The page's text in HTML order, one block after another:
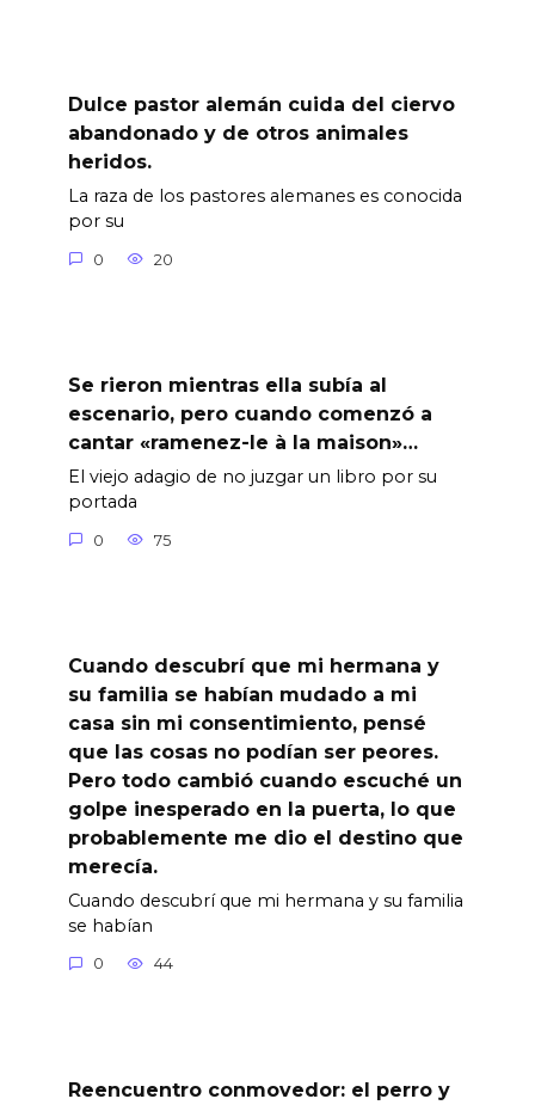
Dulce pastor alemán cuida del ciervo
abandonado y de otros animales
heridos.
La raza de los pastores alemanes es conocida
por su
0 20
Se rieron mientras ella subía al
escenario, pero cuando comenzó a
cantar «ramenez-le à la maison»…
El viejo adagio de no juzgar un libro por su
portada
0 75
Cuando descubrí que mi hermana y
su familia se habían mudado a mi
casa sin mi consentimiento, pensé
que las cosas no podían ser peores.
Pero todo cambió cuando escuché un
golpe inesperado en la puerta, lo que
probablemente me dio el destino que
merecía.
Cuando descubrí que mi hermana y su familia
se habían
0 44
Reencuentro conmovedor: el perro y